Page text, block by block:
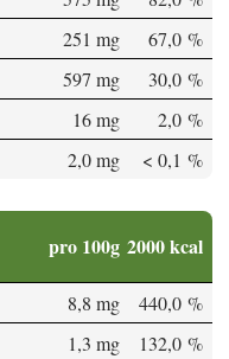
251 mg
67,0 %
597 mg
30,0 %
16 mg
2,0 %
2,0 mg < 0,1 %
pro 100g 2000 kcal
8,8 mg
440,0 %
1,3 mg 132,0 %